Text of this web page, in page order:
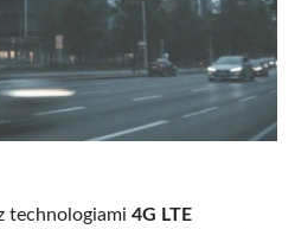
technologiami 4G LTE